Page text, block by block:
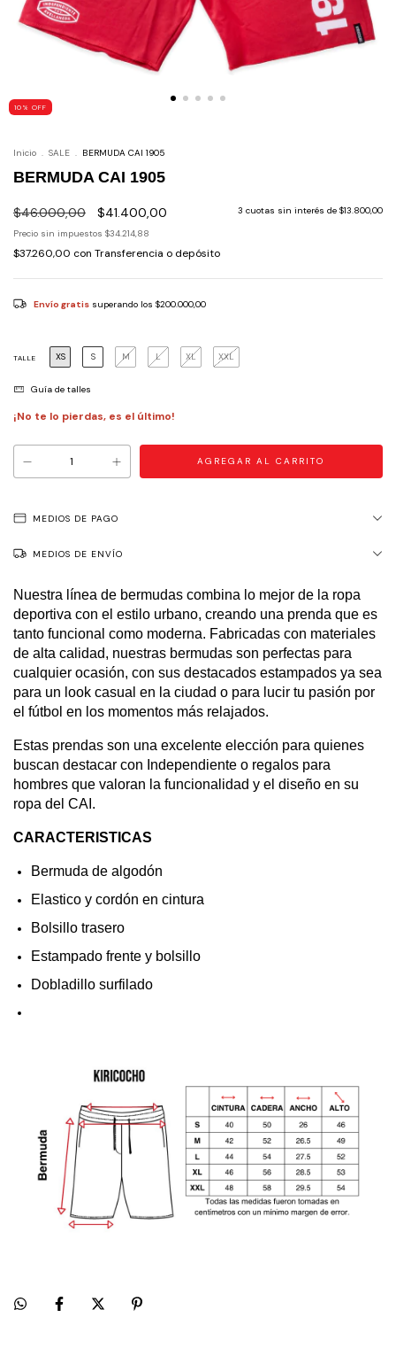
10 % OFF
Inicio . SALE . BERMUDA CAI 1905
BERMUDA CAI 1905
$46.000,00 $41.400,00 3 cuotas sin interés de $13.800,00
Precio sin impuestos $34.214,88
$37.260,00 con Transferencia o depósito
Envío gratis superando los $200.000,00
TALLE XS S M L XL XXL
Guía de talles
¡No te lo pierdas, es el último!
MEDIOS DE PAGO
MEDIOS DE ENVÍO
Nuestra línea de bermudas combina lo mejor de la ropa
deportiva con el estilo urbano, creando una prenda que es
tanto funcional como moderna. Fabricadas con materiales
de alta calidad, nuestras bermudas son perfectas para
cualquier ocasión, con sus destacados estampados ya sea
para un look casual en la ciudad o para lucir tu pasión por
el fútbol en los momentos más relajados.
Estas prendas son una excelente elección para quienes
buscan destacar con Independiente o regalos para
hombres que valoran la funcionalidad y el diseño en su
ropa del CAI.
CARACTERISTICAS
Bermuda de algodón
Elastico y cordón en cintura
Bolsillo trasero
Estampado frente y bolsillo
Dobladillo surfilado